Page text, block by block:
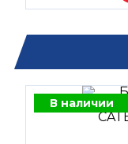
В наличии